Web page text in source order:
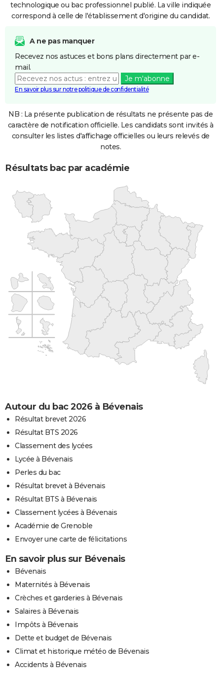
technologique ou bac professionnel publié. La ville indiquée
correspond à celle de l'établissement d'origine du candidat.
A ne pas manquer
Recevez nos astuces et bons plans directement par e-
mail.
Je m'abonne
En savoir plus sur notre politique de confidentialité
NB : La présente publication de résultats ne présente pas de
caractère de notification officielle. Les candidats sont invités à
consulter les listes d'affichage officielles ou leurs relevés de
notes.
Résultats bac par académie
Autour du bac 2026 à Bévenais
Résultat brevet 2026
Résultat BTS 2026
Classement des lycées
Lycée à Bévenais
Perles du bac
Résultat brevet à Bévenais
Résultat BTS à Bévenais
Classement lycées à Bévenais
Académie de Grenoble
Envoyer une carte de félicitations
En savoir plus sur Bévenais
Bévenais
Maternités à Bévenais
Crèches et garderies à Bévenais
Salaires à Bévenais
Impôts à Bévenais
Dette et budget de Bévenais
Climat et historique météo de Bévenais
Accidents à Bévenais